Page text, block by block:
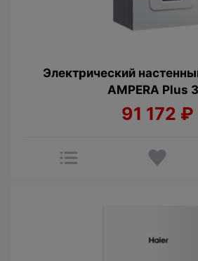
Электрический
AMPERA Plus
91 172 ₽